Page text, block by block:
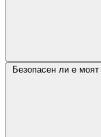
Безопасен ли е